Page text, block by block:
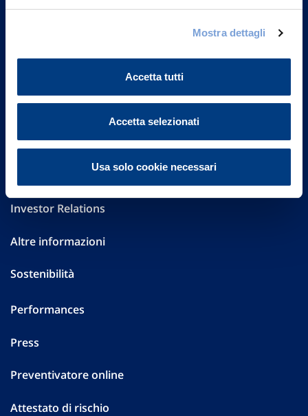
Mostra dettagli
Accetta tutti
Accetta selezionati
Usa solo cookie necessari
Vittoria Assicurazioni S.p.A.
20149 Milano
FAQ
Investor Relations
Altre informazioni
Sostenibilità
Performances
Press
Preventivatore online
Attestato di rischio